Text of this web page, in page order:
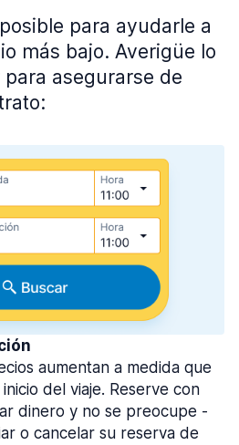
para ayudarle a
más bajo. Averigüe lo
asegurarse de
aumentan a medida que
del viaje. Reserve con
dinero y no se preocupe -
o cancelar su reserva de